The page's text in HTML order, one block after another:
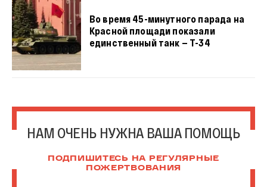
Во время 45-минутного парада на
Красной площади показали
единственный танк — Т-34
НАМ ОЧЕНЬ НУЖНА ВАША ПОМОЩЬ
ПОДПИШИТЕСЬ НА РЕГУЛЯРНЫЕ
ПОЖЕРТВОВАНИЯ